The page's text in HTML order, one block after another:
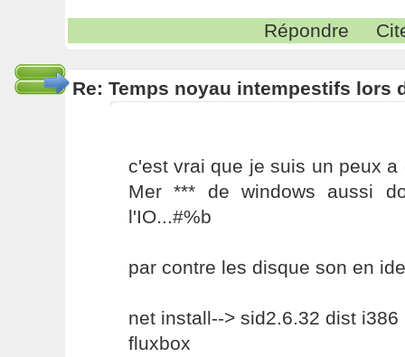
Répondre
Re: Temps noyau intempestifs lors
c'est vrai que je suis un peux
Mer *** de windows aussi
l'IO...#%b
par contre les disque son en
net install--> sid2.6.32 dist i386
fluxbox